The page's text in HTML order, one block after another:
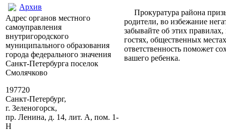
Архив
Адрес органов местного
самоуправления
внутригородского
муниципального образования
города федерального значения
Санкт-Петербурга поселок
Смолячково
197720
Санкт-Петербург,
г. Зеленогорск,
пр. Ленина, д. 14, лит. А, пом. 1-
Н
Прокуратура района
родители, во избежание
забывайте об этих
гостях, общественных
ответственность поможет
вашего ребенка.